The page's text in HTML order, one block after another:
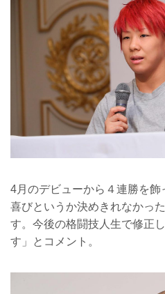
4月のデビューから４連勝を
喜びというか決めきれなかっ
す。今後の格闘技人生で修正
す」とコメント。